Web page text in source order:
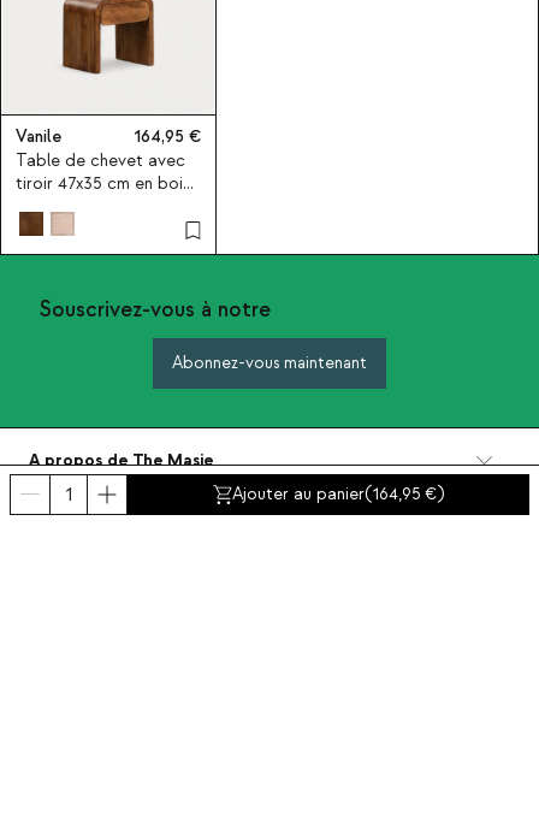
Ajouter au panier(164,95 )
Vanile
164,95
Table de chevet avec
tiroir 47x35 cm en bois
de manguier Vanile
Souscrivez-vous à notre
Abonnez-vous maintenant
A propos de The Masie
Catégories
Contact et aide